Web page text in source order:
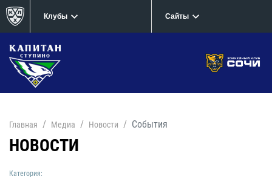
Клубы Сайты
Главная Медиа Новости События
НОВОСТИ
Категория: